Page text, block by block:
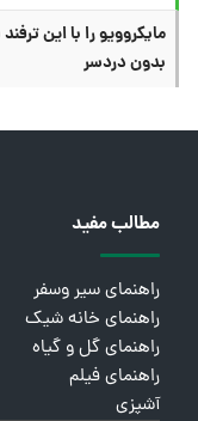
بدون دردسر
مطالب مفید
راهنمای سیر وسفر
راهنمای خانه شیک
راهنمای گل و گیاه
راهنمای فیلم
آشپزی